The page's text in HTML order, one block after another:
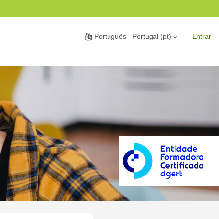
Português - Portugal ‎(pt)‎ Entrar